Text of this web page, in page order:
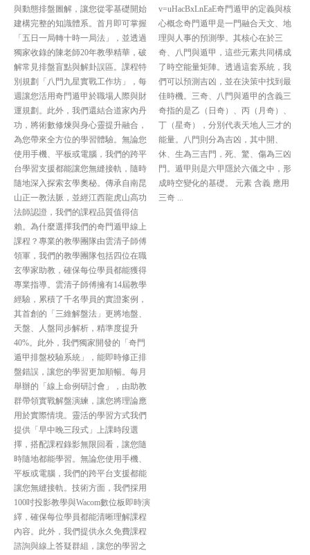
與動態排盤圖解，讓您從零基礎開始
建構完整的知識體系。首月即可掌握
「五日一局轉十時一局法」，並透過
獨家收錄的陳老師20年教學精華，破
解常見排盤盲點與解卦誤區。課程特
別規劃「八門九星實戰工作坊」，每
週讓您活用奇門遁甲於職場人際與財
運規劃。此外，我們還結合道家內丹
功，將術數修煉與身心靈提升融合，
為您帶來全方位的學習體驗。無論您
使用手機、平板或電腦，我們的跨平
台學習支援都能讓您無縫接軌，隨時
隨地深入探索玄學奧秘。傳承自南昆
山正一教法脈，並經江西龍虎山高功
法師認證，我們的課程品質值得信
賴。為什麼選擇我們的奇門遁甲線上
課程？專業的教學團隊由雲清子師傅
領軍，我們的教學團隊包括四位在職
玄學家助教，確保每位學員都能獲得
專業指導。雲清子師傅擁有14屆教學
經驗，累積了千名學員的實證案例，
其首創的「三維解盤法」更將地盤、
天盤、人盤同步解析，精準度提升
40%。此外，我們獨家開發的「奇門
遁甲排盤校驗系統」，能即時修正排
盤錯誤，讓您的學習更加順暢。每月
舉辦的「線上命例研討會」，由助教
群帶領實戰解盤演練，讓您將理論應
用於實際情境。靈活的學習方式我們
提供「早中晚三段式」上課時段選
擇，搭配課程錄影無限回看，讓您隨
時隨地都能學習。無論您使用手機、
平板或電腦，我們的跨平台支援都能
讓您無縫接軌。技術方面，我們採用
100吋投影教學與Wacom數位板即時演
繹，確保每位學員都能清晰理解課程
內容。此外，我們提供永久免費課程
諮詢與線上答疑群組，讓您的學習之
v=uHacBxLnEaE奇門遁甲的定義與核
心概念奇門遁甲是一門融合天文、地
理與人事的預測學。其核心在於三
奇、八門與遁甲，這些元素共同構成
了時空能量矩陣。透過這套系統，我
們可以預測吉凶，並在決策中找到最
佳時機。三奇、八門與遁甲的含義三
奇指的是乙（日奇）、丙（月奇）、
丁（星奇），分別代表天地人三才的
能量。八門則分為吉凶，其中開、
休、生為三吉門，死、驚、傷為三凶
門。遁甲則是六甲隱於六儀之中，形
成時空變化的基礎。 元素 含義 應用
三奇 ...